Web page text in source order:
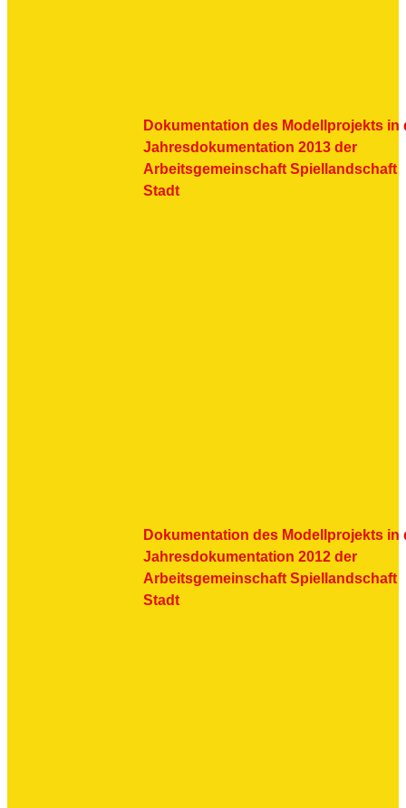
Dokumentation des Modellprojekts in
Jahresdokumentation 2013 der
Arbeitsgemeinschaft Spiellandschaft
Stadt
Dokumentation des Modellprojekts in
Jahresdokumentation 2012 der
Arbeitsgemeinschaft Spiellandschaft
Stadt